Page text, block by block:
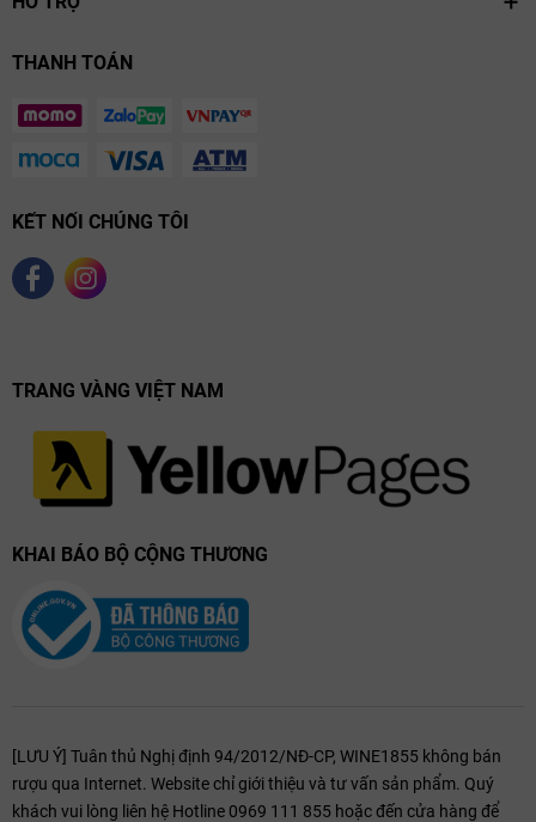
THANH TOÁN
KẾT NỐI CHÚNG TÔI
TRANG VÀNG VIỆT NAM
KHAI BÁO BỘ CỘNG THƯƠNG
[LƯU Ý] Tuân thủ Nghị định 94/2012/NĐ-CP, WINE1855 không bán
rượu qua Internet. Website chỉ giới thiệu và tư vấn sản phẩm. Quý
khách vui lòng liên hệ Hotline 0969 111 855 hoặc đến cửa hàng để